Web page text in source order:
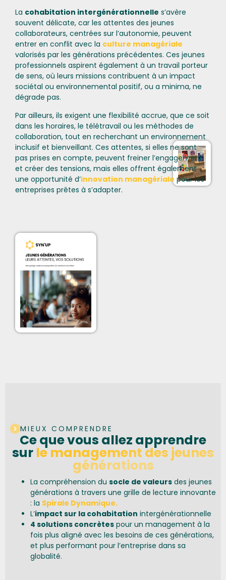
La cohabitation intergénérationnelle s’avère
souvent délicate, car les attentes des jeunes
collaborateurs, centrées sur l’autonomie, peuvent
entrer en conflit avec la culture managériale
valorisés par les générations précédentes. Ces jeunes
professionnels aspirent également à un travail porteur
de sens, où leurs missions contribuent à un impact
sociétal ou environnemental positif, ou a minima, ne
dégrade pas.
Par ailleurs, ils exigent une flexibilité accrue, que ce soit
dans les horaires, le télétravail ou les méthodes de
collaboration, tout en recherchant un environnement
inclusif et bienveillant. Ces attentes, si elles ne sont
pas prises en compte, peuvent freiner l’engagement
et créer des tensions, mais elles offrent également
une opportunité d’innovation managériale pour les
entreprises prêtes à s’adapter.
MIEUX COMPRENDRE
Ce que vous allez apprendre
sur le management des jeunes
générations
La compréhension du socle de valeurs des jeunes
générations à travers une grille de lecture innovante
: la Spirale Dynamique.
L’impact sur la cohabitation intergénérationnelle
4 solutions concrètes pour un management à la
fois plus aligné avec les besoins de ces générations,
et plus performant pour l’entreprise dans sa
globalité.